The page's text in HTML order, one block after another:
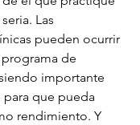
Las
pueden ocurrir
de
importante
que pueda
rendimiento. Y